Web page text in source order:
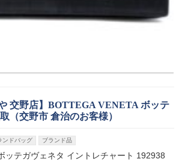
交野店】BOTTEGA VENETA ボッテ
（交野市 倉治のお客様）
ンドバッグ ブランド品
ッテガヴェネタ イントレチャート 192938